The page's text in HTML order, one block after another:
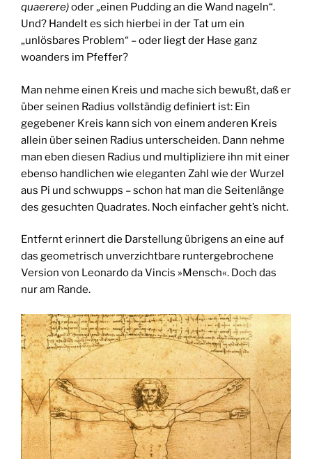
quaerere)oder „einen Pudding an die Wand nageln“.
Und? Handelt es sich hierbei in der Tat um ein
„unlösbares Problem“ – oder liegt der Hase ganz
woanders im Pfeffer?
Man nehme einen Kreis und mache sich bewußt, daß er
über seinen Radius vollständig definiert ist: Ein
gegebener Kreis kann sich von einem anderen Kreis
allein über seinen Radius unterscheiden. Dann nehme
man eben diesen Radius und multipliziere ihn mit einer
ebenso handlichen wie eleganten Zahl wie der Wurzel
aus Pi und schwupps – schon hat man die Seitenlänge
des gesuchten Quadrates. Noch einfacher geht’s nicht.
Entfernt erinnert die Darstellung übrigens an eine auf
das geometrisch unverzichtbare runtergebrochene
Version von Leonardo da Vincis »Mensch«. Doch das
nur am Rande.